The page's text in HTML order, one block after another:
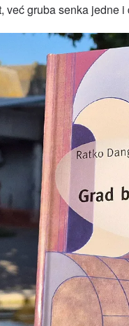
već gruba senka jedne i